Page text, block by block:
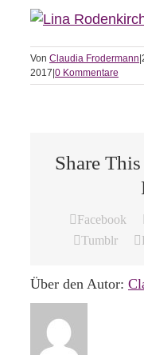
Von Claudia Frodermann
2017 0 Kommentare
Share
Facebook
Tumblr
Über den Autor: